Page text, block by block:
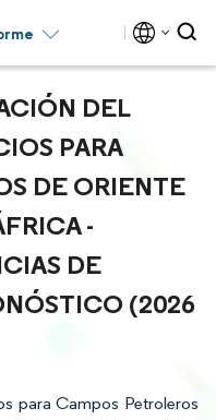
DEL
PARA
DE ORIENTE
-
DE
(2026
para Campos Petroleros